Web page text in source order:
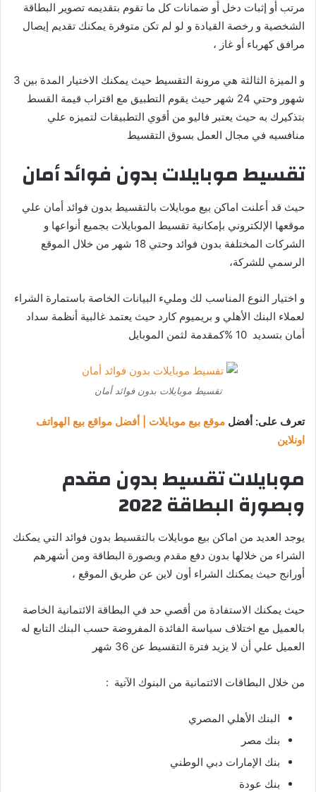
مرتب أو إثبات دخل أو ضمانات كل ما تقوم بتقديمه تصوير البطاقة
الشخصية و رخصة القيادة و لو لم تكن متوفرة يمكنك تقديم إيصال
مرافق كهرباء أو غاز ،
و الميزة الثالثة هي مرونة التقسيط حيث يمكنك الاختيار المدة بين 3
شهور وحتي 24 شهر حيث يقوم التطبيق مع اقتراب قيمة القسط
بتذكيرك به حيث يعتبر فاليو من أقوي التطبيقات لتميزه علي
منافسيه في مجال العمل بسوق التقسيط
تقسيط موبايلات بدون فوائد أمان
حيث قد أعلنت اماكن بيع موبايلات بالتقسيط بدون فوائد أمان علي
موقعها الإلكتروني بإمكانية تقسيط الموبايلات بجميع أنواعها و
الشركات المختلفة بدون فوائد وحتي 18 شهر من خلال الموقع
الرسمي للشركة،
و اختيار النوع المناسب لك ومليء البيانات الخاصة باستمارة الشراء
لعملاء البنك الأهلي و بريميوم كارد حيث يعتمد غالبية أنظمة سداد
أمان بتسديد 10 %كمقدمة لثمن الموبايل
تقسيط موبايلات بدون فوائد أمان
تعرف على: أفضل موقع بيع موبايلات | أفضل مواقع بيع الهواتف
اونلاين
موبايلات تقسيط بدون مقدم
وبصورة البطاقة2022
يوجد العديد من اماكن بيع موبايلات بالتقسيط بدون فوائد التي يمكنك
الشراء من خلالها بدون دفع مقدم وبصورة البطاقة ومن أشهرهم
أورانج حيث يمكنك الشراء أون لاين عن طريق الموقع ،
حيث يمكنك الاستفادة من أقصي حد في البطاقة الائتمانية الخاصة
بالعميل مع اختلاف سياسة الفائدة المفروضة حسب البنك التابع له
العميل علي أن لا يزيد فترة التقسيط عن 36 شهر
من خلال البطاقات الائتمانية من البنوك الآتية :
البنك الأهلي المصري
بنك مصر
بنك الإمارات دبي الوطني
بنك عودة